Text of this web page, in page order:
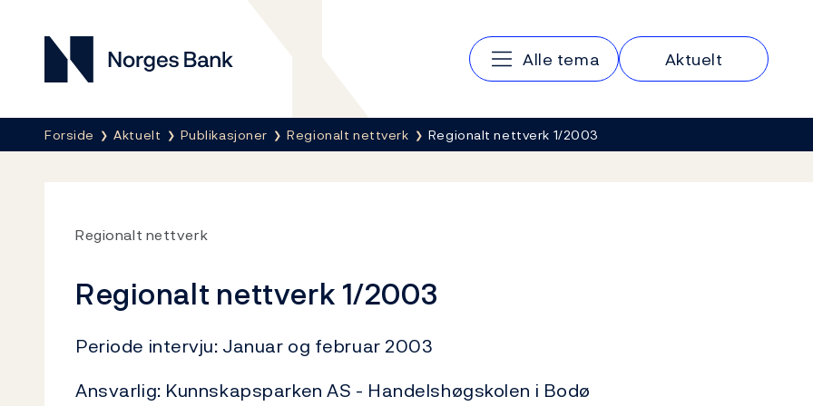
Norges Bank
Hovedmeny
Alle tema Aktuelt
Her er du nå:
Forside Aktuelt Publikasjoner Regionalt nettverk Regionalt nettverk 1/2003
Regionalt nettverk
Regionalt nettverk 1/2003
Periode intervju: Januar og februar 2003
Ansvarlig: Kunnskapsparken AS - Handelshøgskolen i Bodø